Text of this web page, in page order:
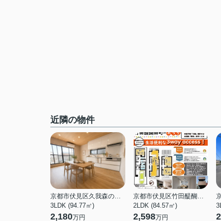
近隣の物件
京都市伏見区久我森の宮町
3LDK (94.77㎡)
2,180万円
京都市伏見区竹田醍醐田町
2LDK (84.57㎡)
2,598万円